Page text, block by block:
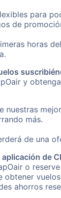
para
de
horas
y
nuestras
más.
de una
de
o
obtener
ahorros